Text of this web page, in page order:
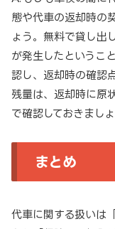
態や代車の返却時の
ょう。無料で貸し出
が発生したというこ
認し、返却時の確認
残量は、返却時に原
で確認しておきましょ
まとめ
代車に関する扱いは